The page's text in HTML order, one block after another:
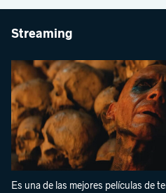
Streaming
Es una de las mejores películas de